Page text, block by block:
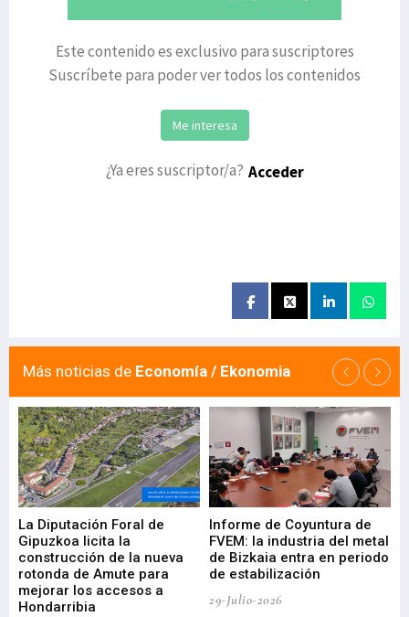
Este contenido es exclusivo para suscriptores
Suscríbete para poder ver todos los contenidos
Me interesa
¿Ya eres suscriptor/a? Acceder
Más noticias de Economía / Ekonomia
La Diputación Foral de
Gipuzkoa licita la
construcción de la nueva
rotonda de Amute para
mejorar los accesos a
Hondarribia
Informe de Coyuntura de
FVEM: la industria del metal
de Bizkaia entra en periodo
de estabilización
29-Julio-2026